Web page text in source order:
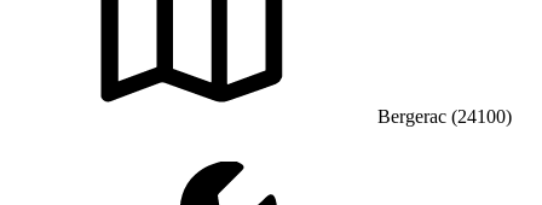
Bergerac (24100)